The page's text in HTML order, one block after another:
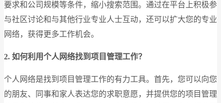
要求和公司规模等条件，缩小搜索范围。通过在平台上积极参
与社区讨论和与其他行业专业人士互动，还可以扩大您的专业
网络，获得更多工作机会。
2. 如何利用个人网络找到项目管理工作？
个人网络是找到项目管理工作的有力工具。首先，您可以向您
的朋友、同事和家人表达您的求职意愿，并提供您的项目管理